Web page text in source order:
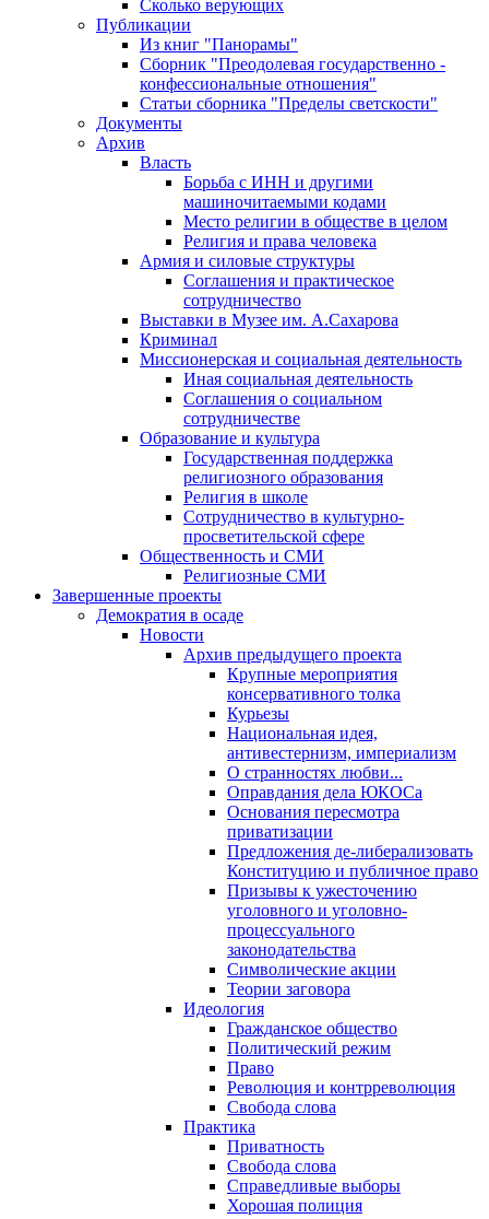
Сколько верующих
Публикации
Из книг "Панорамы"
Сборник "Преодолевая государственно -
конфессиональные отношения"
Статьи сборника "Пределы светскости"
Документы
Архив
Власть
Борьба с ИНН и другими
машиночитаемыми кодами
Место религии в обществе в целом
Религия и права человека
Армия и силовые структуры
Соглашения и практическое
сотрудничество
Выставки в Музее им. А.Сахарова
Криминал
Миссионерская и социальная деятельность
Иная социальная деятельность
Соглашения о социальном
сотрудничестве
Образование и культура
Государственная поддержка
религиозного образования
Религия в школе
Сотрудничество в культурно-
просветительской сфере
Общественность и СМИ
Религиозные СМИ
Завершенные проекты
Демократия в осаде
Новости
Архив предыдущего проекта
Крупные мероприятия
консервативного толка
Курьезы
Национальная идея,
антивестернизм, империализм
О странностях любви...
Оправдания дела ЮКОСа
Основания пересмотра
приватизации
Предложения де-либерализовать
Конституцию и публичное право
Призывы к ужесточению
уголовного и уголовно-
процессуального
законодательства
Символические акции
Теории заговора
Идеология
Гражданское общество
Политический режим
Право
Революция и контрреволюция
Свобода слова
Практика
Приватность
Свобода слова
Справедливые выборы
Хорошая полиция